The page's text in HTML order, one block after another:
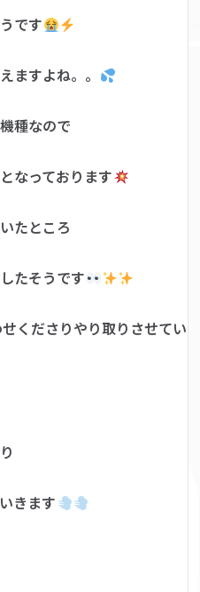
です
ますよね。。
種なので
なっております
たところ
たそうです
くださりやり取りさせてい
きます